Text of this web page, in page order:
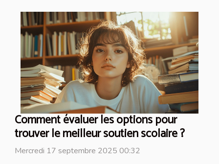
Comment évaluer les options pour
trouver le meilleur soutien scolaire ?
Mercredi 17 septembre 2025 00:32